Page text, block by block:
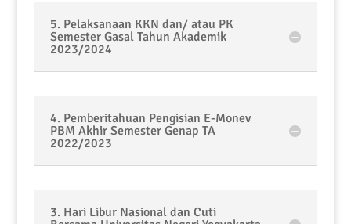
5. Pelaksanaan KKN dan/ atau PK
Semester Gasal Tahun Akademik
2023/2024
4. Pemberitahuan Pengisian E-Monev
PBM Akhir Semester Genap TA
2022/2023
3. Hari Libur Nasional dan Cuti